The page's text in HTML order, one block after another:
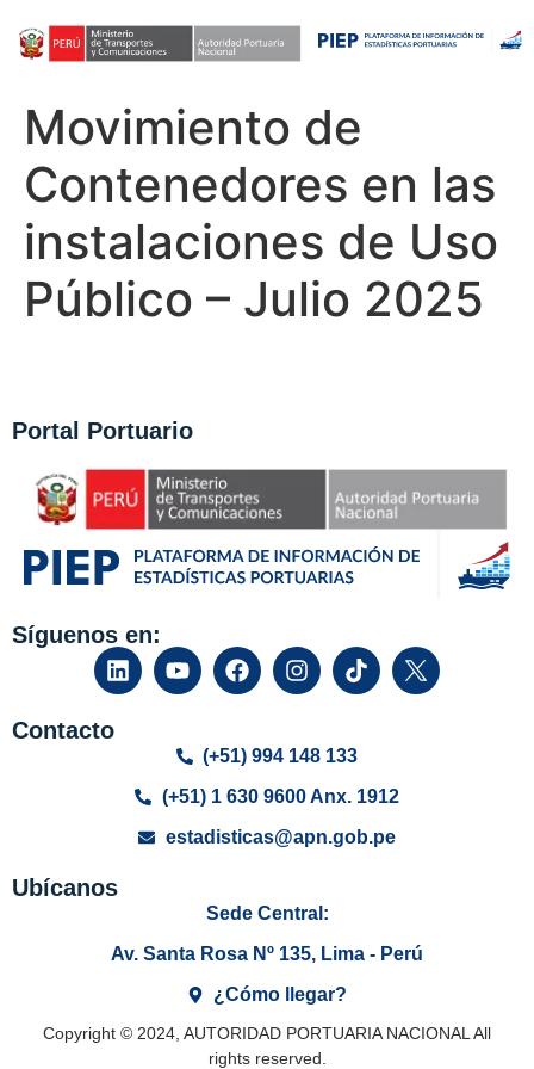
Movimiento de
Contenedores en las
instalaciones de Uso
Público – Julio 2025
Portal Portuario
Síguenos en:
Contacto
(+51) 994 148 133
(+51) 1 630 9600 Anx. 1912
estadisticas@apn.gob.pe
Ubícanos
Sede Central:
Av. Santa Rosa Nº 135, Lima - Perú
¿Cómo llegar?
Copyright © 2024, AUTORIDAD PORTUARIA NACIONAL All
rights reserved.